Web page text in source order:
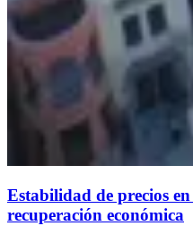
Estabilidad de precios
recuperación económica